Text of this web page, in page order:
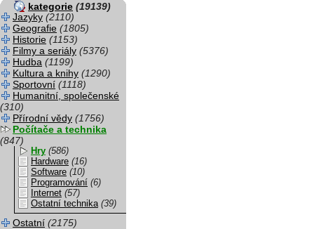
kategorie (19139)
Jazyky (2110)
Geografie (1805)
Historie (1153)
Filmy a seriály (5376)
Hudba (1199)
Kultura a knihy (1290)
Sportovní (1118)
Humanitní, společenské
(310)
Přírodní vědy (1756)
Počítače a technika
(847)
Hry (586)
Hardware (16)
Software (10)
Programování (6)
Internet (57)
Ostatní technika (39)
Ostatní (2175)